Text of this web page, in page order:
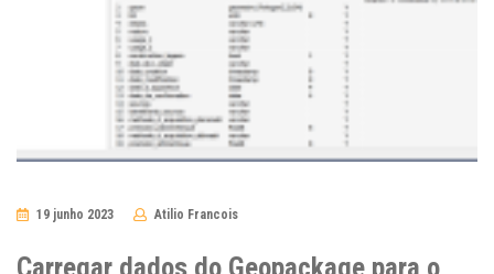
19 junho 2023 Atilio Francois